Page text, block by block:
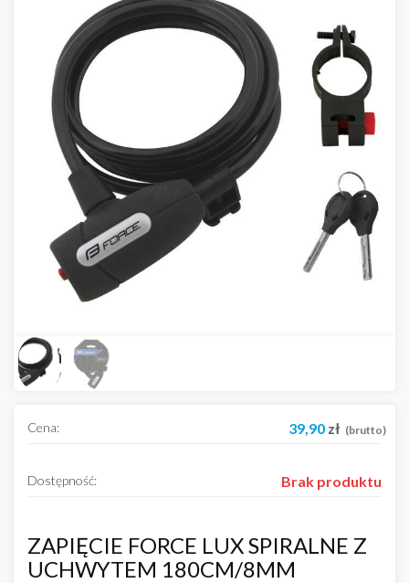
ZAPIĘCIE FORCE LUX SPIRALNE Z
UCHWYTEM 180CM/8MM
Cena: 39,90 zł (brutto)
Dostępność: Brak produktu